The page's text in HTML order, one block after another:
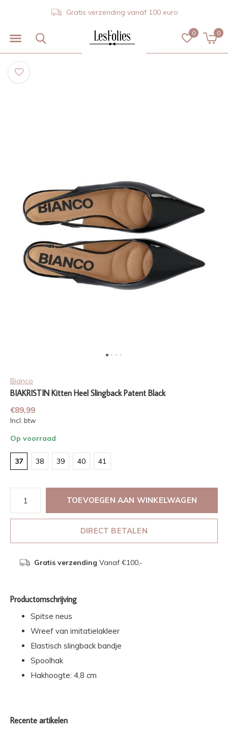
0 0
Gratis verzending vanaf 100 euro
Bianco
BIAKRISTIN Kitten Heel Slingback Patent Black
€89,99
Incl. btw
Op voorraad
37 38 39 40 41
TOEVOEGEN AAN WINKELWAGEN
DIRECT BETALEN
Gratis verzending Vanaf €100,-
Productomschrijving
Spitse neus
Wreef van imitatielakleer
Elastisch slingback bandje
Spoolhak
Hakhoogte: 4,8 cm
Recente artikelen